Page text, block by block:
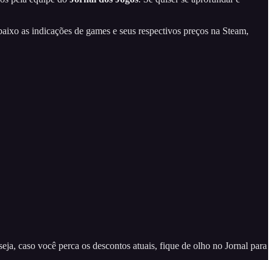
as indicações de games e seus respectivos preços na Steam,
caso você perca os descontos atuais, fique de olho no Jornal para